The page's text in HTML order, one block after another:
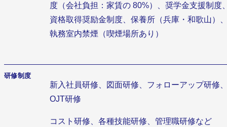
度（会社負担：家賃の 80%）、奨学金支援制度
資格取得奨励金制度、保養所（兵庫・和歌山）
執務室内禁煙（喫煙場所あり）
研修制度
新入社員研修、図面研修、フォローアップ研修
OJT研修
コスト研修、各種技能研修、管理職研修など